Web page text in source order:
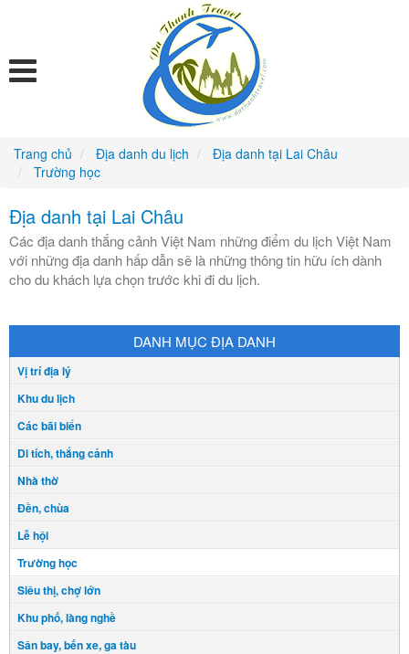
Trang chủ Địa danh du lịch
Địa danh tại Lai Châu
Trường học
Địa danh tại Lai Châu
Các địa danh thắng cảnh Việt Nam những điểm du lịch Việt Nam
với những địa danh hấp dẫn sẽ là những thông tin hữu ích dành
cho du khách lựa chọn trước khi đi du lịch.
DANH MỤC ĐỊA DANH
Vị trí địa lý
Khu du lịch
Các bãi biển
Di tích, thắng cảnh
Nhà thờ
Đền, chùa
Lễ hội
Trường học
Siêu thị, chợ lớn
Khu phố, làng nghề
Sân bay, bến xe, ga tàu